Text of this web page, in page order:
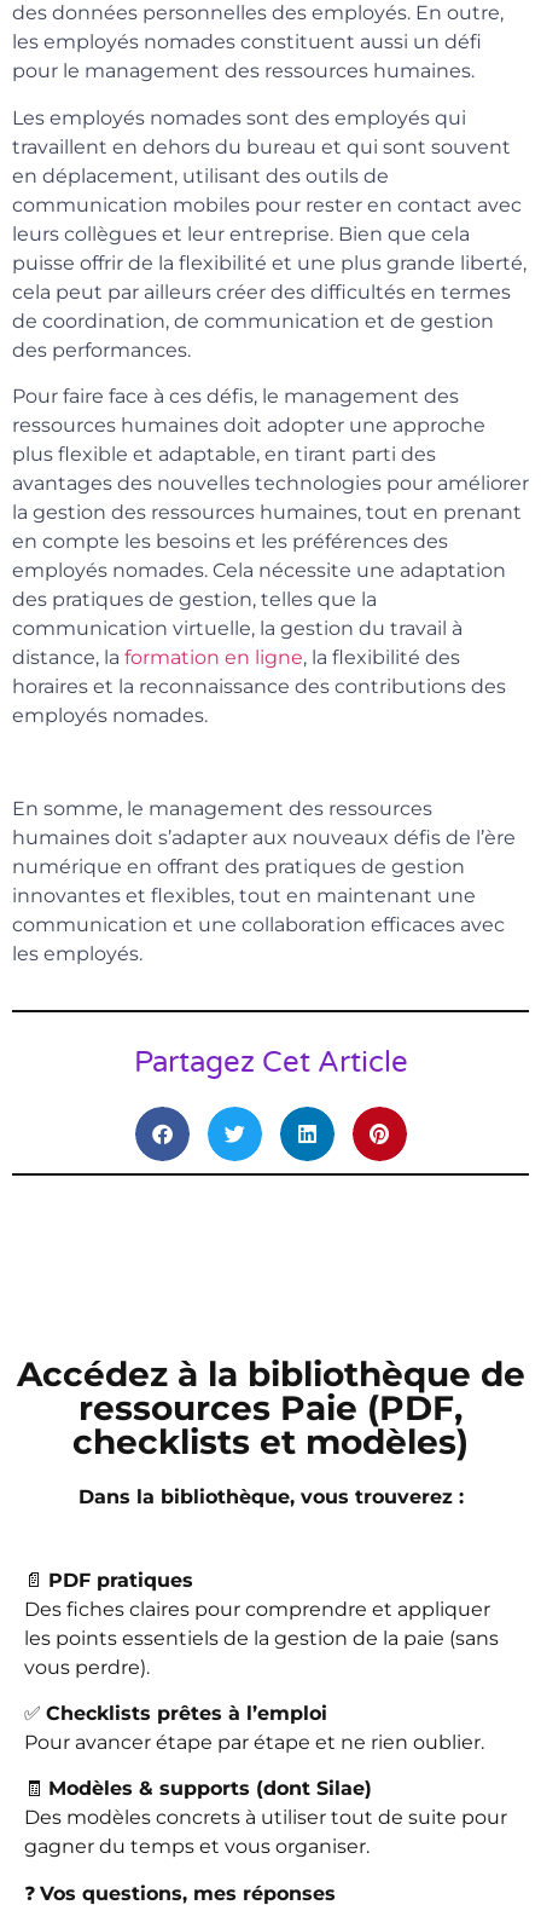
des données personnelles des employés. En outre,
les employés nomades constituent aussi un défi
pour le management des ressources humaines.
Les employés nomades sont des employés qui
travaillent en dehors du bureau et qui sont souvent
en déplacement, utilisant des outils de
communication mobiles pour rester en contact avec
leurs collègues et leur entreprise. Bien que cela
puisse offrir de la flexibilité et une plus grande liberté,
cela peut par ailleurs créer des difficultés en termes
de coordination, de communication et de gestion
des performances.
Pour faire face à ces défis, le management des
ressources humaines doit adopter une approche
plus flexible et adaptable, en tirant parti des
avantages des nouvelles technologies pour améliorer
la gestion des ressources humaines, tout en prenant
en compte les besoins et les préférences des
employés nomades. Cela nécessite une adaptation
des pratiques de gestion, telles que la
communication virtuelle, la gestion du travail à
distance, la formation en ligne, la flexibilité des
horaires et la reconnaissance des contributions des
employés nomades.
En somme, le management des ressources
humaines doit s’adapter aux nouveaux défis de l’ère
numérique en offrant des pratiques de gestion
innovantes et flexibles, tout en maintenant une
communication et une collaboration efficaces avec
les employés.
Partagez Cet Article
Accédez à la bibliothèque de
ressources Paie (PDF,
checklists et modèles)
Dans la bibliothèque, vous trouverez :
📄 PDF pratiques
Des fiches claires pour comprendre et appliquer
les points essentiels de la gestion de la paie (sans
vous perdre).
✅ Checklists prêtes à l’emploi
Pour avancer étape par étape et ne rien oublier.
🧾 Modèles & supports (dont Silae)
Des modèles concrets à utiliser tout de suite pour
gagner du temps et vous organiser.
❓ Vos questions, mes réponses